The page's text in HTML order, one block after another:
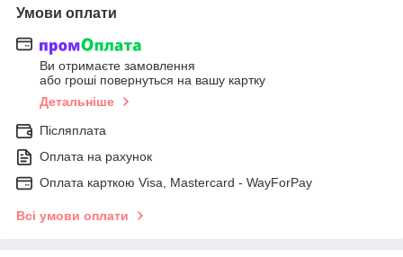
Умови оплати
Ви отримаєте замовлення
або гроші повернуться на вашу картку
Детальніше
Післяплата
Оплата на рахунок
Оплата карткою Visa, Mastercard - WayForPay
Всі умови оплати